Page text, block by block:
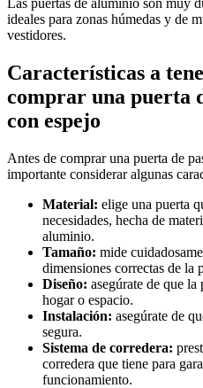
ideales para zonas húmedas y de
vestidores.
Características a
comprar una puerta
con espejo
Antes de comprar una puerta de
importante considerar algunas
Material: elige una puerta
necesidades, hecha de
aluminio.
Tamaño: mide
dimensiones correctas de la
Diseño: asegúrate de que la
hogar o espacio.
Instalación: asegúrate de
segura.
Sistema de corredera:
corredera que tiene para
funcionamiento.